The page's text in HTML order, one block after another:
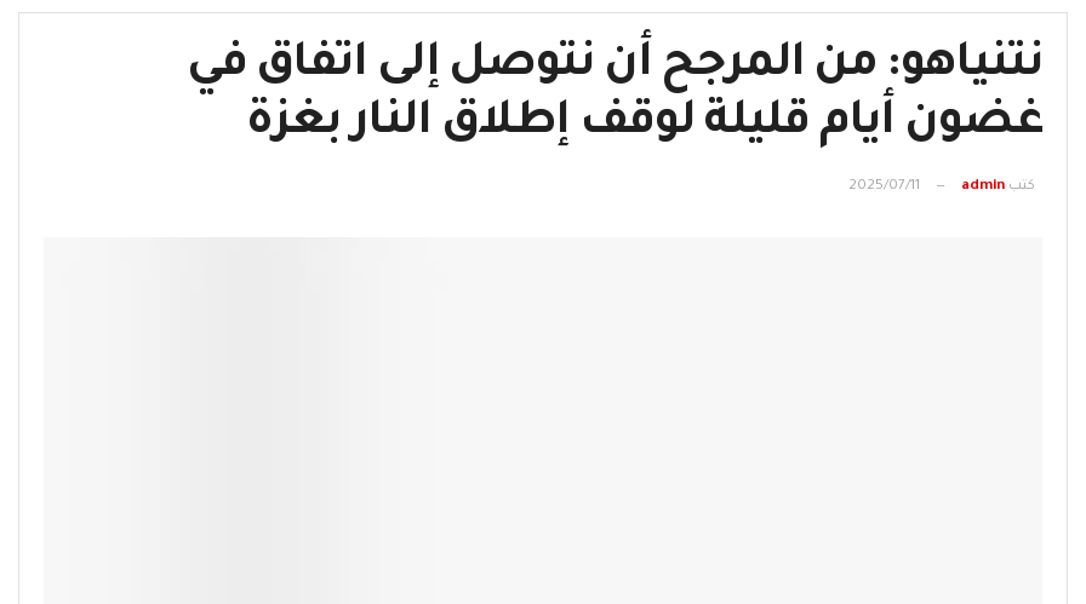
نتنياهو: من المرجح أن نتوصل إلى اتفاق في
غضون أيام قليلة لوقف إطلاق النار بغزة
كتب admin
2025/07/11